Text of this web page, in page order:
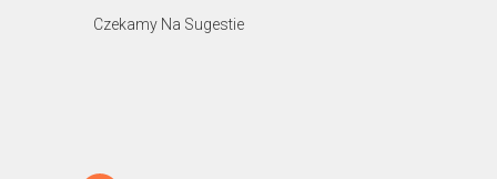
Czekamy Na Sugestie